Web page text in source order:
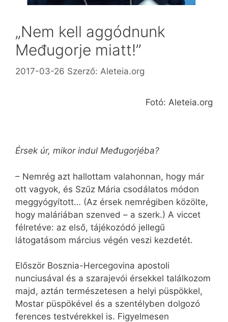
„Nem kell aggódnunk
Međugorje miatt!”
2017-03-26 Szerző: Aleteia.org
Fotó: Aleteia.org
Érsek úr, mikor indul Međugorjéba?
– Nemrég azt hallottam valahonnan, hogy már
ott vagyok, és Szűz Mária csodálatos módon
meggyógyított… (Az érsek nemrégiben közölte,
hogy maláriában szenved – a szerk.) A viccet
félretéve: az első, tájékozódó jellegű
látogatásom március végén veszi kezdetét.
Először Bosznia-Hercegovina apostoli
nunciusával és a szarajevói érsekkel találkozom
majd, aztán természetesen a helyi püspökkel,
Mostar püspökével és a szentélyben dolgozó
ferences testvérekkel is. Figyelmesen